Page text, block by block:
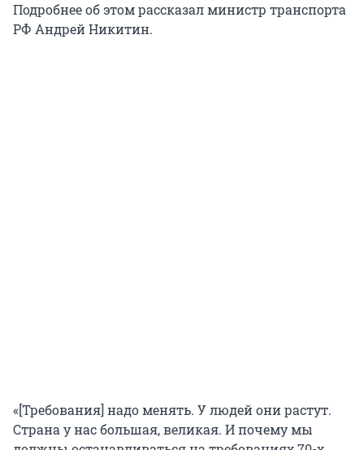
Подробнее об этом рассказал министр транспорта
РФ Андрей Никитин.
«[Требования] надо менять. У людей они растут.
Страна у нас большая, великая. И почему мы